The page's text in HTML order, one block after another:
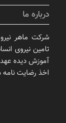
درباره ما
تامین نیروی
آموزش دیده
اخذ رضایت